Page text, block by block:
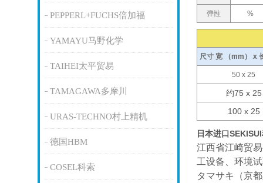
PEPPERL+FUCHS倍加福
YAMAYU马野化学
TAIHEI太平贸易
TAMAGAWA多摩川
URAS-TECHNO村上精机
德国HBM
COSEL科索
弹性 %
尺寸 宽 （mm） x
50 x 25
约75 x 25
100 x 25
日本进口
江西省江崎贸
工设备、环境
タマサキ（京